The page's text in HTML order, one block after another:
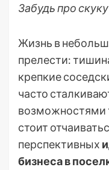
Забудь про
Жизнь в
прелести:
крепкие
часто
возможностями
стоит
перспективных
бизнеса в